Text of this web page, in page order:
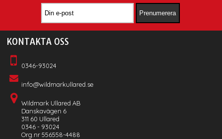
KONTAKTA OSS
0346-93024
info@wildmarkullared.se
Wildmark Ullared AB
Danskavägen 6
311 60 Ullared
0346 - 93024
Org.nr 556558-4488